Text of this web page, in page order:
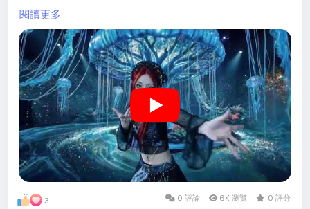
#Y3K #海洋污染
護家園
https://www.youtube.com/watch?v=rVjJ7UxpNBo
閱讀更多
3 0 評論 6K 瀏覽 0 評分